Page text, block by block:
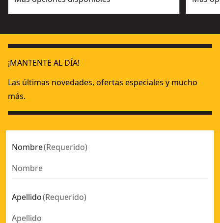
¡MANTENTE AL DÍA!
Las últimas novedades, ofertas especiales y mucho
más.
Nombre(Requerido)
Apellido(Requerido)